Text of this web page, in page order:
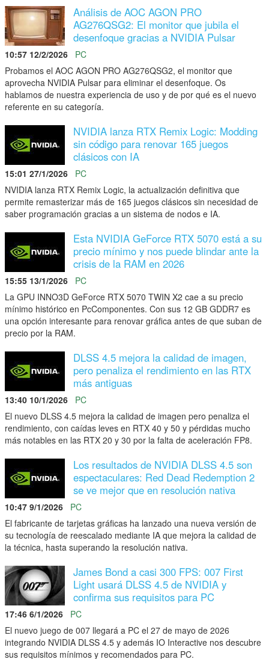
Análisis de AOC AGON PRO
AG276QSG2: El monitor que jubila el
desenfoque gracias a NVIDIA Pulsar
10:57 12/2/2026
PC
Probamos el AOC AGON PRO AG276QSG2, el monitor que
aprovecha NVIDIA Pulsar para eliminar el desenfoque. Os
hablamos de nuestra experiencia de uso y de por qué es el nuevo
referente en su categoría.
NVIDIA lanza RTX Remix Logic: Modding
sin código para renovar 165 juegos
clásicos con IA
15:01 27/1/2026
PC
NVIDIA lanza RTX Remix Logic, la actualización definitiva que
permite remasterizar más de 165 juegos clásicos sin necesidad de
saber programación gracias a un sistema de nodos e IA.
Esta NVIDIA GeForce RTX 5070 está a su
precio mínimo y nos puede blindar ante la
crisis de la RAM en 2026
15:55 13/1/2026
PC
La GPU INNO3D GeForce RTX 5070 TWIN X2 cae a su precio
mínimo histórico en PcComponentes. Con sus 12 GB GDDR7 es
una opción interesante para renovar gráfica antes de que suban de
precio por la RAM.
DLSS 4.5 mejora la calidad de imagen,
pero penaliza el rendimiento en las RTX
más antiguas
13:40 10/1/2026
PC
El nuevo DLSS 4.5 mejora la calidad de imagen pero penaliza el
rendimiento, con caídas leves en RTX 40 y 50 y pérdidas mucho
más notables en las RTX 20 y 30 por la falta de aceleración FP8.
Los resultados de NVIDIA DLSS 4.5 son
espectaculares: Red Dead Redemption 2
se ve mejor que en resolución nativa
10:47 9/1/2026
PC
El fabricante de tarjetas gráficas ha lanzado una nueva versión de
su tecnología de reescalado mediante IA que mejora la calidad de
la técnica, hasta superando la resolución nativa.
James Bond a casi 300 FPS: 007 First
Light usará DLSS 4.5 de NVIDIA y
confirma sus requisitos para PC
17:46 6/1/2026
PC
El nuevo juego de 007 llegará a PC el 27 de mayo de 2026
integrando NVIDIA DLSS 4.5 y además IO Interactive nos descubre
sus requisitos mínimos y recomendados para PC.